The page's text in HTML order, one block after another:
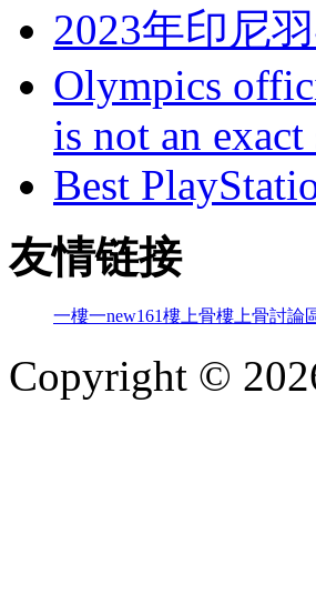
2023年印尼
Olympics
is not an exact
Best
友情链接
一樓一new161樓上骨樓上骨討論
Copyright ©